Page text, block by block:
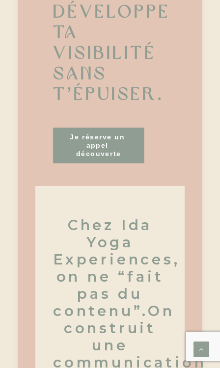
Développe
ta
visibilité
sans
t’épuiser.
Je réserve un
appel
découverte
Chez Ida
Yoga
Experiences,
on ne “fait
pas du
contenu”.On
construit
une
communication